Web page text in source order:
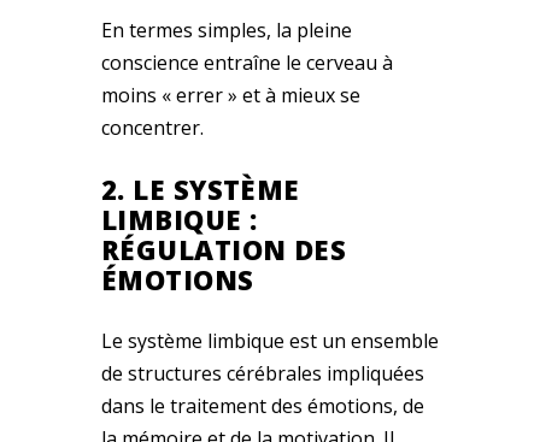
En termes simples, la pleine
conscience entraîne le cerveau à
moins « errer » et à mieux se
concentrer.
2. LE SYSTÈME
LIMBIQUE :
RÉGULATION DES
ÉMOTIONS
Le système limbique est un ensemble
de structures cérébrales impliquées
dans le traitement des émotions, de